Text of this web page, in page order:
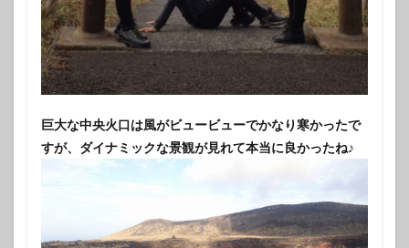
巨大な中央火口は風がビュービューでかなり寒かったで
すが、ダイナミックな景観が見れて本当に良かったね♪